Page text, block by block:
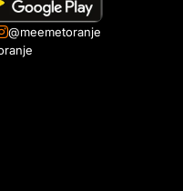
@meemetoranje